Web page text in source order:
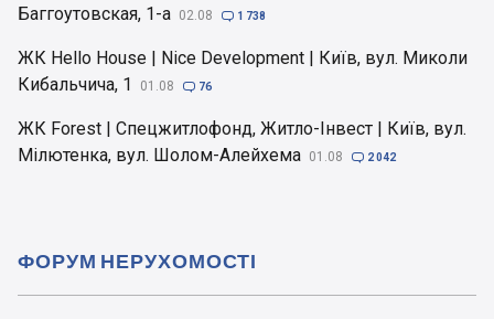
Баггоутовская, 1-а 02.08  1 738
ЖК Hello House | Nice Development | Київ, вул. Миколи
Кибальчича, 1
01.08  76
ЖК Forest | Спецжитлофонд, Житло-Інвест | Київ, вул.
Мілютенка, вул. Шолом-Алейхема 01.08  2 042
ФОРУМ НЕРУХОМОСТІ